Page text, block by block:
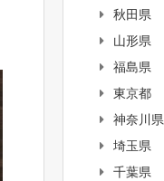
秋田県
山形県
福島県
東京都
神奈川県
埼玉県
千葉県